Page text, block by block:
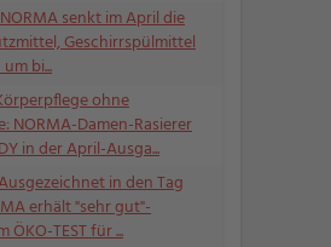
senkt im April die
Geschirrspülmittel
bi...
ohne
NORMA-Damen-Rasierer
in der April-Ausga...
in den Tag
erhält "sehr gut"-
TEST für ...